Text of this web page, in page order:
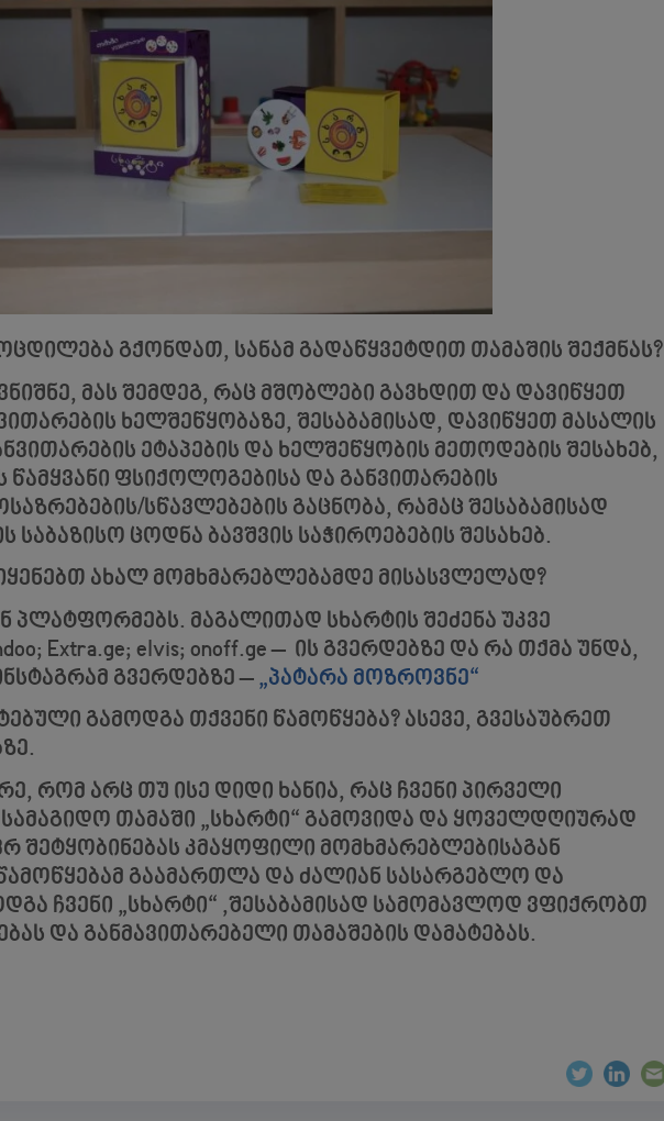
გქონდათ, სანამ გადაწყვეტდით თამაშის შექმნას?
მას შემდეგ, რაც მშობლები გავხდით და დავიწყეთ
ხელშეწყობაზე, შესაბამისად, დავიწყეთ მასალის
ეტაპების და ხელშეწყობის მეთოდების შესახებ,
წამყვანი ფსიქოლოგებისა და განვითარების
სწავლებების გაცნობა, რამაც შესაბამისად
საბაზისო ცოდნა ბავშვის საჭიროებების შესახებ.
ახალ მომხმარებლებამდე მისასვლელად?
პლატფორმებს. მაგალითად სხარტის შეძენა უკვე
Extra.ge; elvis; onoff.ge – ის გვერდებზე და რა თქმა უნდა,
გვერდებზე – „პატარა მოზროვნე“
გამოდგა თქვენი წამოწყება? ასევე, გვესაუბრეთ
რომ არც თუ ისე დიდი ხანია, რაც ჩვენი პირველი
თამაში „სხარტი“ გამოვიდა და ყოველდღიურად
შეტყობინებას კმაყოფილი მომხმარებლებისაგან
გაამართლა და ძალიან სასარგებლო და
ჩვენი „სხარტი“ ,შესაბამისად სამომავლოდ ვფიქრობთ
და განმავითარებელი თამაშების დამატებას.